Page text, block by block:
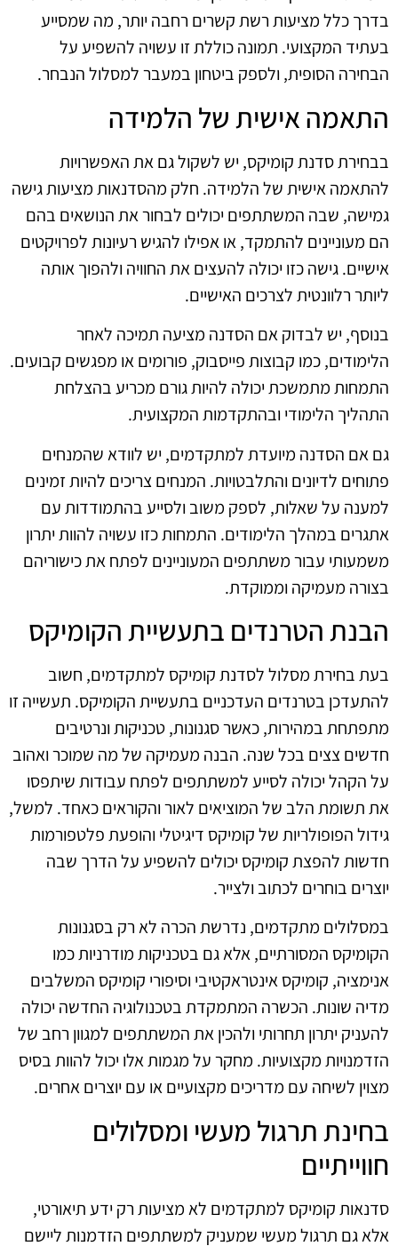
בדרך כלל מציעות רשת קשרים רחבה יותר, מה שמסייע
בעתיד המקצועי. תמונה כוללת זו עשויה להשפיע על
הבחירה הסופית, ולספק ביטחון במעבר למסלול הנבחר.
התאמה אישית של הלמידה
בבחירת סדנת קומיקס, יש לשקול גם את האפשרויות
להתאמה אישית של הלמידה. חלק מהסדנאות מציעות גישה
גמישה, שבה המשתתפים יכולים לבחור את הנושאים בהם
הם מעוניינים להתמקד, או אפילו להגיש רעיונות לפרויקטים
אישיים. גישה כזו יכולה להעצים את החוויה ולהפוך אותה
ליותר רלוונטית לצרכים האישיים.
בנוסף, יש לבדוק אם הסדנה מציעה תמיכה לאחר
הלימודים, כמו קבוצות פייסבוק, פורומים או מפגשים קבועים.
התמחות מתמשכת יכולה להיות גורם מכריע בהצלחת
התהליך הלימודי ובהתקדמות המקצועית.
גם אם הסדנה מיועדת למתקדמים, יש לוודא שהמנחים
פתוחים לדיונים והתלבטויות. המנחים צריכים להיות זמינים
למענה על שאלות, לספק משוב ולסייע בהתמודדות עם
אתגרים במהלך הלימודים. התמחות כזו עשויה להוות יתרון
משמעותי עבור משתתפים המעוניינים לפתח את כישוריהם
בצורה מעמיקה וממוקדת.
הבנת הטרנדים בתעשיית הקומיקס
בעת בחירת מסלול לסדנת קומיקס למתקדמים, חשוב
להתעדכן בטרנדים העדכניים בתעשיית הקומיקס. תעשייה זו
מתפתחת במהירות, כאשר סגנונות, טכניקות ונרטיבים
חדשים צצים בכל שנה. הבנה מעמיקה של מה שמוכר ואהוב
על הקהל יכולה לסייע למשתתפים לפתח עבודות שיתפסו
את תשומת הלב של המוציאים לאור והקוראים כאחד. למשל,
גידול הפופולריות של קומיקס דיגיטלי והופעת פלטפורמות
חדשות להפצת קומיקס יכולים להשפיע על הדרך שבה
יוצרים בוחרים לכתוב ולצייר.
במסלולים מתקדמים, נדרשת הכרה לא רק בסגנונות
הקומיקס המסורתיים, אלא גם בטכניקות מודרניות כמו
אנימציה, קומיקס אינטראקטיבי וסיפורי קומיקס המשלבים
מדיה שונות. הכשרה המתמקדת בטכנולוגיה החדשה יכולה
להעניק יתרון תחרותי ולהכין את המשתתפים למגוון רחב של
הזדמנויות מקצועיות. מחקר על מגמות אלו יכול להוות בסיס
מצוין לשיחה עם מדריכים מקצועיים או עם יוצרים אחרים.
בחינת תרגול מעשי ומסלולים
חווייתיים
סדנאות קומיקס למתקדמים לא מציעות רק ידע תיאורטי,
אלא גם תרגול מעשי שמעניק למשתתפים הזדמנות ליישם